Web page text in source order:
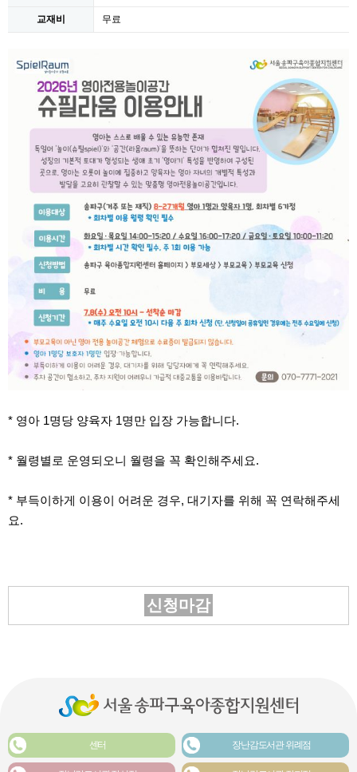
교재비 무료
* 영아 1명당 양육자 1명만 입장 가능합니다.
* 월령별로 운영되오니 월령을 꼭 확인해주세요.
* 부득이하게 이용이 어려운 경우, 대기자를 위해 꼭 연락해주세
요.
신청마감
센터 장난감도서관 위례점